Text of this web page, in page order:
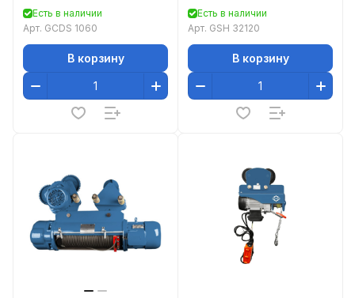
GEARSEN CDS 1060
Есть в наличии
Арт. GCDS 1060
В корзину
Есть в наличии
Арт. GSH 32120
В корзину